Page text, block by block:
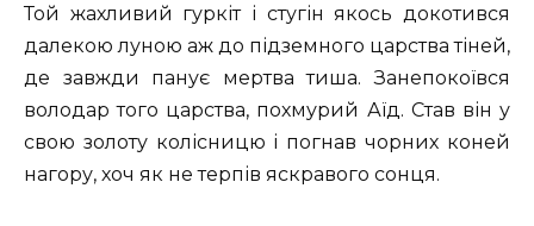
Той жахливий гуркіт і стугін якось докотився
далекою луною аж до підземного царства тіней,
де завжди панує мертва тиша. Занепокоївся
володар того царства, похмурий Аїд. Став він у
свою золоту колісницю і погнав чорних коней
нагору, хоч як не терпів яскравого сонця.